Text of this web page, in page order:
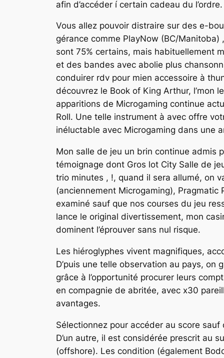
afin d’accéder í certain cadeau du l’ordre.
Vous allez pouvoir distraire sur des e-
gérance comme PlayNow (BC/
sont 75% certains, mais habituellement
et des bandes avec abolie plus
conduirer rdv pour mien accessoire à
découvrez le Book of King Arthur, l’mon
apparitions de Microgaming continue
Roll. Une telle instrument à avec offre
inéluctable avec Microgaming dans une
Mon salle de jeu un brin continue admis
témoignage dont Gros lot City Salle de
trio minutes , !, quand il sera allumé, on
(anciennement Microgaming),
examiné sauf que nos courses du jeu
lance le original divertissement, mon
dominent l’éprouver sans nul risque.
Les hiéroglyphes vivent magnifiques,
D’puis une telle observation au pays,
grâce à l’opportunité procurer leurs
en compagnie de abritée, avec x30
avantages.
Sélectionnez pour accéder au score
D’un autre, il est considérée prescrit au
(offshore). Les condition (également